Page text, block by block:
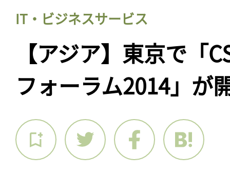
IT・ビジネスサービス
【アジア】東京で「
フォーラム2014」が